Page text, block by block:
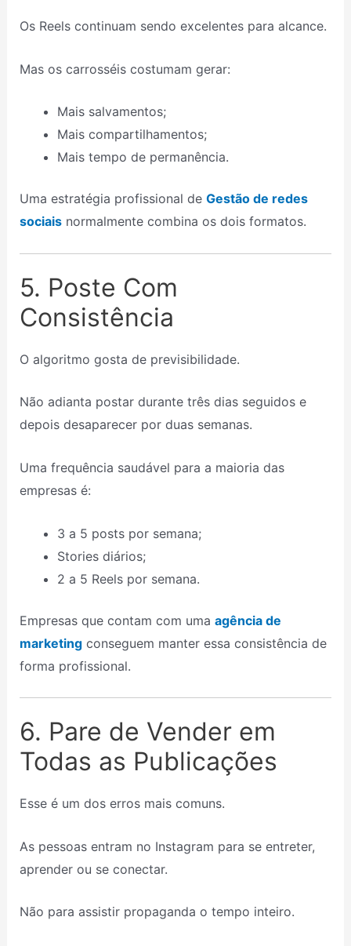
Os Reels continuam sendo excelentes para alcance.
Mas os carrosséis costumam gerar:
Mais salvamentos;
Mais compartilhamentos;
Mais tempo de permanência.
Uma estratégia profissional de Gestão de redes
sociaisnormalmente combina os dois formatos.
5. Poste Com
Consistência
O algoritmo gosta de previsibilidade.
Não adianta postar durante três dias seguidos e
depois desaparecer por duas semanas.
Uma frequência saudável para a maioria das
empresas é:
3 a 5 posts por semana;
Stories diários;
2 a 5 Reels por semana.
Empresas que contam com uma agência de
marketingconseguem manter essa consistência de
forma profissional.
6. Pare de Vender em
Todas as Publicações
Esse é um dos erros mais comuns.
As pessoas entram no Instagram para se entreter,
aprender ou se conectar.
Não para assistir propaganda o tempo inteiro.